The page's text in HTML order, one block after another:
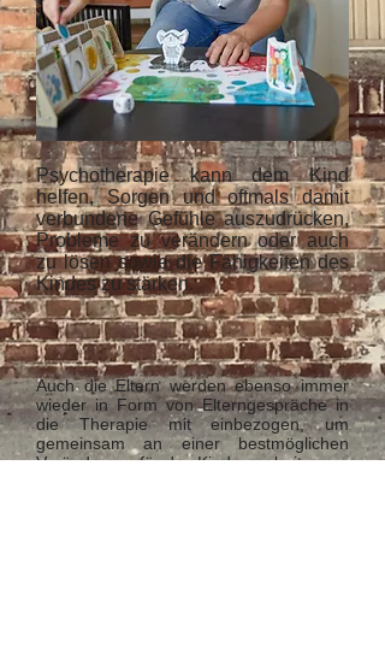
Psychotherapie kann dem Kind
helfen, Sorgen und oftmals damit
verbundene Gefühle auszudrücken,
Probleme zu verändern oder auch
zu lösen sowie die Fähigkeiten des
Kindes zu stärken.
Auch die Eltern werden ebenso immer
wieder in Form von Elterngespräche in
die Therapie mit einbezogen, um
gemeinsam an einer bestmöglichen
Veränderung für das Kind zu arbeiten.